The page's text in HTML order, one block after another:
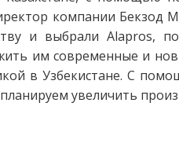
компании Бекзод
и выбрали Alapros,
им современные и
в Узбекистане. С
увеличить